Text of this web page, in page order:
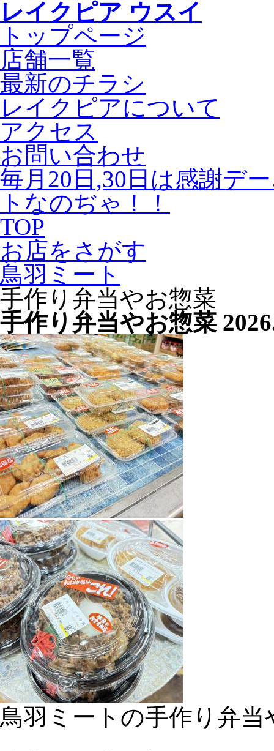
レイクピア ウスイ
トップページ
店舗一覧
最新のチラシ
レイクピアについて
アクセス
お問い合わせ
毎月20日,30日は感謝デ
トなのぢゃ！！
TOP
お店をさがす
鳥羽ミート
手作り弁当やお惣菜
手作り弁当やお惣菜
鳥羽ミートの手作り弁当